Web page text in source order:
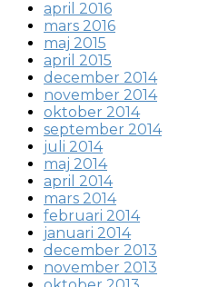
april 2016
mars 2016
maj 2015
april 2015
december 2014
november 2014
oktober 2014
september 2014
juli 2014
maj 2014
april 2014
mars 2014
februari 2014
januari 2014
december 2013
november 2013